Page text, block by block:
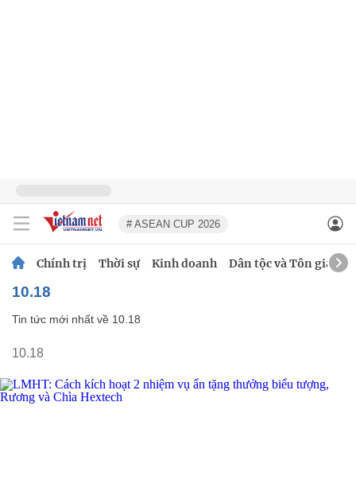
# ASEAN CUP 2026
Chính trị Thời sự Kinh doanh Dân tộc và Tôn giáo
10.18
Tin tức mới nhất về 10.18
10.18